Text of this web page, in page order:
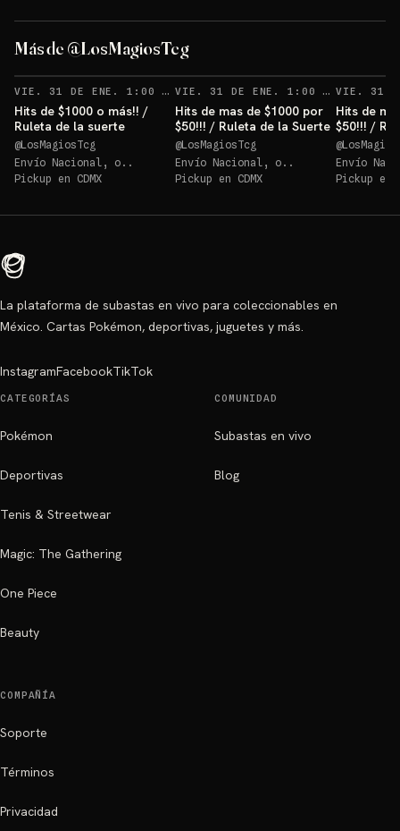
Más de @LosMagiosTcg
VIE. 31 DE ENE. 1:00 AM
Hits de $1000 o más!! /
Ruleta de la suerte
@LosMagiosTcg
Envío Nacional, o..
Pickup en CDMX
VIE. 31 DE ENE. 1:00 AM
Hits de mas de $1000 por
$50!!! / Ruleta de la Suerte
@LosMagiosTcg
Envío Nacional, o..
Pickup en CDMX
Hits de
$50!!! /
@
Envío
Pickup en
La plataforma de subastas en vivo para coleccionables en
México. Cartas Pokémon, deportivas, juguetes y más.
InstagramFacebookTikTok
CATEGORÍAS
Pokémon
Deportivas
Tenis & Streetwear
Magic: The Gathering
One Piece
Beauty
COMUNIDAD
Subastas en vivo
Blog
COMPAÑÍA
Soporte
Términos
Privacidad